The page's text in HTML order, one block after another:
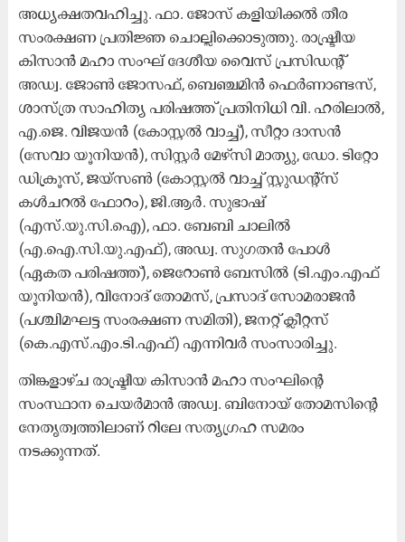
അധ്യക്ഷതവഹിച്ചു. ഫാ. ജോസ് കളിയിക്കൽ തീര
സംരക്ഷണ പ്രതിജ്ഞ ചൊല്ലിക്കൊടുത്തു. രാഷ്ട്രീയ
കിസാൻ മഹാ സംഘ് ദേശീയ വൈസ് പ്രസിഡന്റ്‌
അഡ്വ. ജോൺ ജോസഫ്, ബെഞ്ചമിൻ ഫെർണാണ്ടസ്,
ശാസ്ത്ര സാഹിത്യ പരിഷത്ത് പ്രതിനിധി വി. ഹരിലാൽ,
എ.ജെ. വിജയൻ (കോസ്റ്റൽ വാച്ച്), സീറ്റാ ദാസൻ
(സേവാ യൂനിയൻ), സിസ്റ്റർ മേഴ്‌സി മാത്യു, ഡോ. ടിറ്റോ
ഡിക്രൂസ്, ജയ്സൺ (കോസ്റ്റൽ വാച്ച് സ്റ്റുഡന്റ്സ്
കൾചറൽ ഫോറം), ജി.ആർ. സുഭാഷ്
(എസ്.യു.സി.ഐ), ഫാ. ബേബി ചാലിൽ
(എ.ഐ.സി.യു.എഫ്), അഡ്വ. സുഗതൻ പോൾ
(ഏകത പരിഷത്ത്), ജെറോൺ ബേസിൽ (ടി.എം.എഫ്
യൂനിയൻ), വിനോദ് തോമസ്, പ്രസാദ് സോമരാജൻ
(പശ്ചിമഘട്ട സംരക്ഷണ സമിതി), ജനറ്റ് ക്ലീറ്റസ്
(കെ.എസ്.എം.ടി.എഫ്) എന്നിവർ സംസാരിച്ചു.
തിങ്കളാഴ്ച രാഷ്ട്രീയ കിസാൻ മഹാ സംഘിന്റെ
സംസ്ഥാന ചെയർമാൻ അഡ്വ. ബിനോയ്‌ തോമസിന്റെ
നേതൃത്വത്തിലാണ് റിലേ സത്യഗ്രഹ സമരം
നടക്കുന്നത്.